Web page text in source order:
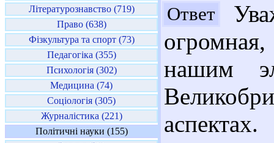
Літературознавство (719)
Право (638)
Фізкультура та спорт (73)
Педагогіка (355)
Психологія (302)
Медицина (74)
Соціологія (305)
Журналістика (221)
Політичні науки (155)
Ответ
нашим